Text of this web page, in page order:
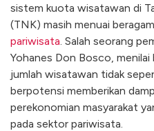
sistem kuota wisatawan di
(TNK) masih menuai
pariwisata . Salah seorang
Yohanes Don Bosco,
jumlah wisatawan tidak
berpotensi memberikan
perekonomian masyarakat
pada sektor pariwisata.